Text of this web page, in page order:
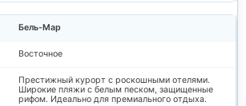
Бель-Мар
Восточное
Престижный курорт с роскошными отелями.
Широкие пляжи с белым песком, защищенные
рифом. Идеально для премиального отдыха.